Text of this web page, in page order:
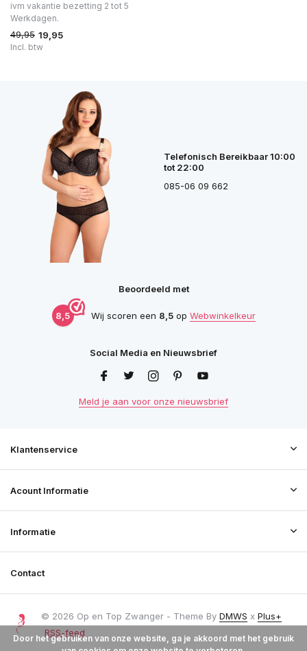
ivm vakantie bezetting 2 tot 5
Werkdagen.
49,95 19,95
Incl. btw
Telefonisch Bereikbaar 10:00
tot 22:00
085-06 09 662
Beoordeeld met
8,5 Wij scoren een 8,5op Webwinkelkeur
Social Media en Nieuwsbrief
Meld je aan voor onze nieuwsbrief
Klantenservice
Acount Informatie
Informatie
Contact
© 2026 Op en Top Zwanger - Theme By DMWS x Plus+
RSS-feed
Door het gebruiken van onze website, ga je akkoord met het gebruik